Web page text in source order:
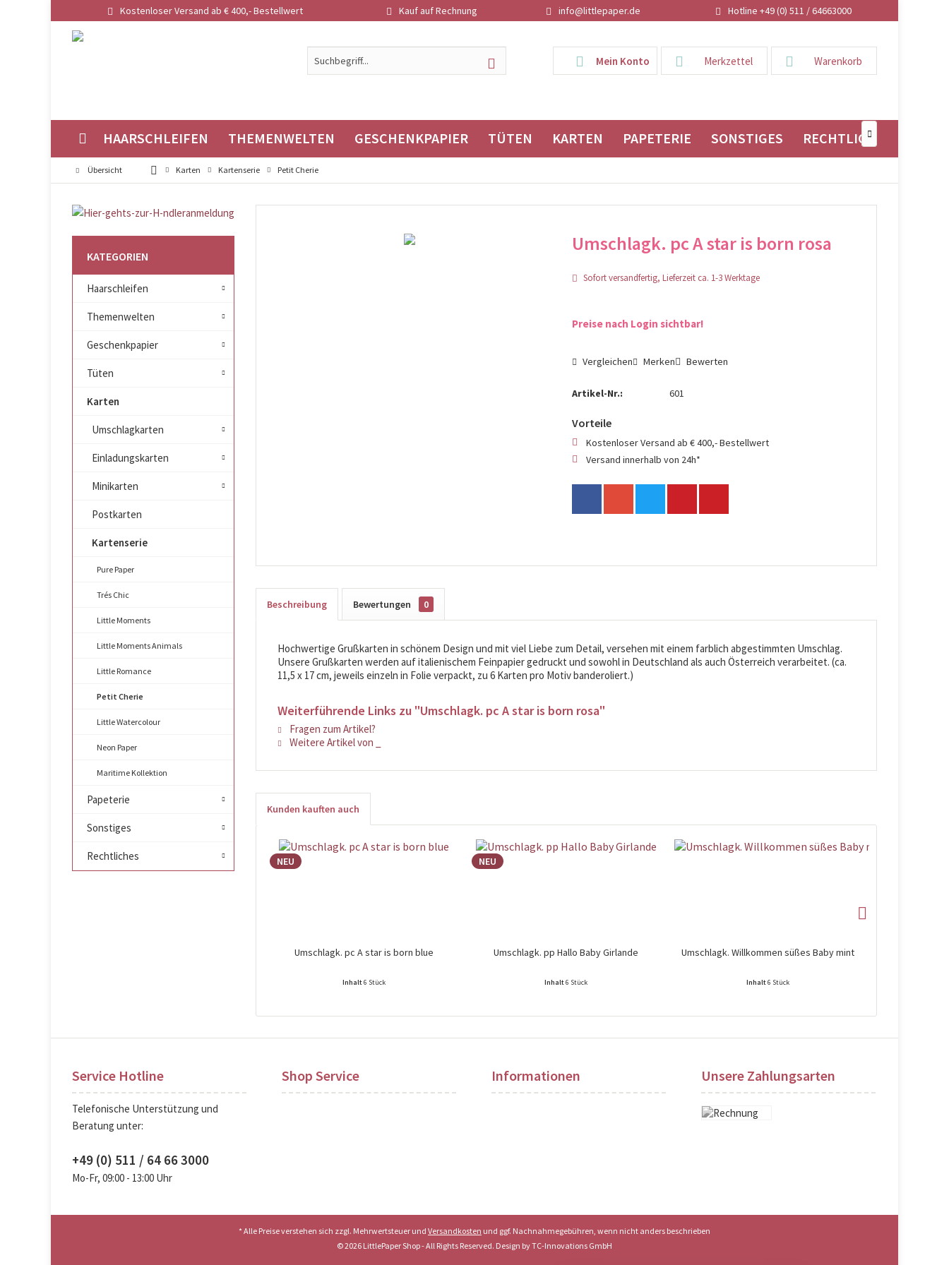
Kostenloser Versand ab € 400,- Bestellwert Kauf auf Rechnung info@littlepaper.de Hotline +49 (0) 511 / 64663000
Warenkorb
Merkzettel
Mein Konto
HAARSCHLEIFEN THEMENWELTEN GESCHENKPAPIER TÜTEN KARTEN PAPETERIE SONSTIGES RECHTLICHES

Übersicht Karten Kartenserie Petit Cherie
KATEGORIEN
Haarschleifen
Themenwelten
Geschenkpapier
Tüten
Karten
Umschlagkarten
Einladungskarten
Minikarten
Postkarten
Kartenserie
Pure Paper
Trés Chic
Little Moments
Little Moments Animals
Little Romance
Petit Cherie
Little Watercolour
Neon Paper
Maritime Kollektion
Papeterie
Sonstiges
Rechtliches
Umschlagk. pc A star is born rosa
Sofort versandfertig, Lieferzeit ca. 1-3 Werktage
Preise nach Login sichtbar!
Vergleichen Merken Bewerten
Artikel-Nr.: 601
Vorteile
Kostenloser Versand ab € 400,- Bestellwert
Versand innerhalb von 24h*
Beschreibung Bewertungen 0
Hochwertige Grußkarten in schönem Design und mit viel Liebe zum Detail, versehen mit einem farblich abgestimmten Umschlag.
Unsere Grußkarten werden auf italienischem Feinpapier gedruckt und sowohl in Deutschland als auch Österreich verarbeitet. (ca.
11,5 x 17 cm, jeweils einzeln in Folie verpackt, zu 6 Karten pro Motiv banderoliert.)
Weiterführende Links zu "Umschlagk. pc A star is born rosa"
Fragen zum Artikel?
Weitere Artikel von _
Kunden kauften auch
NEU
Umschlagk. pc A star is born blue
Inhalt6 Stück
Preise nach Login sichtbar!
NEU
Umschlagk. pp Hallo Baby Girlande
Inhalt6 Stück
Preise nach Login sichtbar!
Umschlagk. Willkommen süßes Baby mint
Inhalt6 Stück
Preise nach Login sichtbar!
Service Hotline
Telefonische Unterstützung und
Beratung unter:
+49 (0) 511 / 64 66 3000
Mo-Fr, 09:00 - 13:00 Uhr
Shop Service Informationen Unsere Zahlungsarten
* Alle Preise verstehen sich zzgl. Mehrwertsteuer und Versandkosten und ggf. Nachnahmegebühren, wenn nicht anders beschrieben
© 2026 LittlePaper Shop - All Rights Reserved. Design byTC-Innovations GmbH